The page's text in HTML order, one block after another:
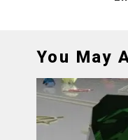
You May